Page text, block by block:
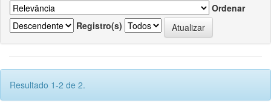
Ordenar
Registro(s)
Resultado 1-2 de 2.